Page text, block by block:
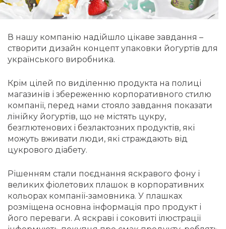
В нашу компанію надійшло цікаве завдання –
створити дизайн концепт упаковки йогуртів для
українського виробника.
Крім цілей по виділенню продукта на полиці
магазинів і збереженню корпоративного стилю
компанії, перед нами стояло завдання показати
лінійку йогуртів, що не містять цукру,
безглютенових і безлактозних продуктів, які
можуть вживати люди, які страждають від
цукрового діабету.
Рішенням стали поєднання яскравого фону і
великих фіолетових плашок в корпоративних
кольорах компанії-замовника. У плашках
розміщена основна інформація про продукт і
його переваги. А яскраві і соковиті ілюстрації